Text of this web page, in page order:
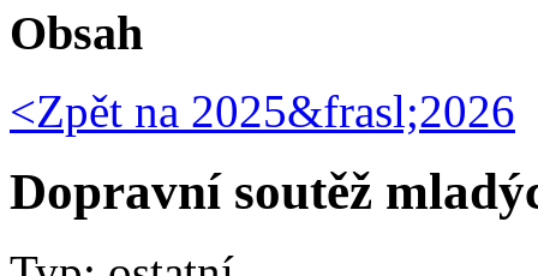
Obsah
<Zpět na 2025&frasl;2026
Dopravní soutěž